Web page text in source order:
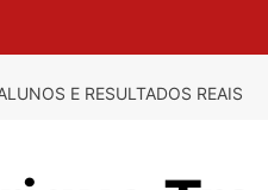
E RESULTADOS REAIS